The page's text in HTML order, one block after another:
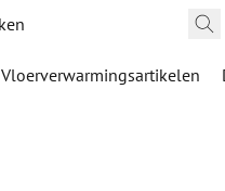
Vloerverwarmingsartikelen